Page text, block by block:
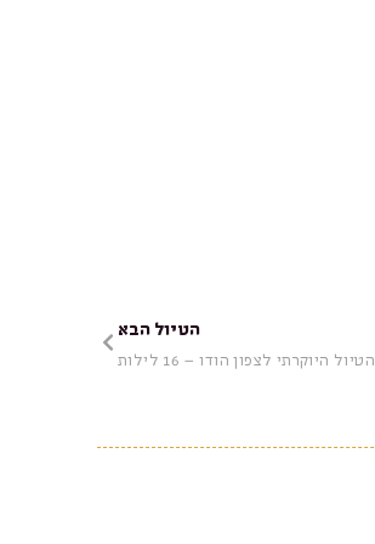
הטיול הבא
הטיול היוקרתי לצפון הודו – 16 לילות